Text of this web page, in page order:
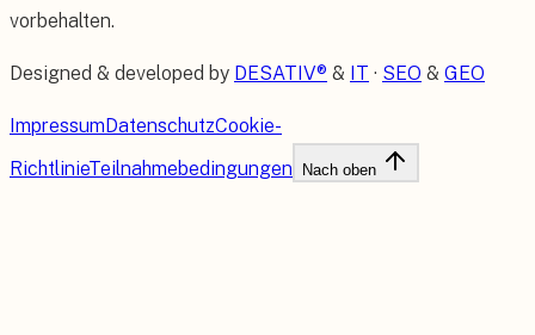
vorbehalten.
Designed & developed by DESATIV® & IT · SEO & GEO
ImpressumDatenschutzCookie-
RichtlinieTeilnahmebedingungen Nach oben